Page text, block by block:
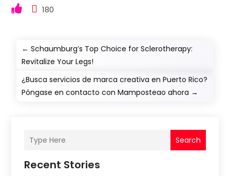
180
←Schaumburg’s Top Choice for Sclerotherapy:
Revitalize Your Legs!
¿Busca servicios de marca creativa en Puerto Rico?
Póngase en contacto con Mamposteao ahora →
Search
Recent Stories